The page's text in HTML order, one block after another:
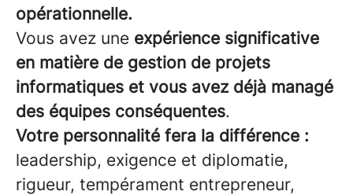
opérationnelle.
Vous avez une expérience significative
en matière de gestion de projets
informatiques et vous avez déjà managé
des équipes conséquentes.
Votre personnalité fera la différence :
leadership, exigence et diplomatie,
rigueur, tempérament entrepreneur,